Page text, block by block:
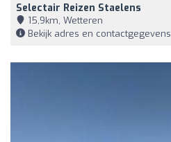
Selectair Reizen Staelens
15,9km, Wetteren
Bekijk adres en contactgegevens